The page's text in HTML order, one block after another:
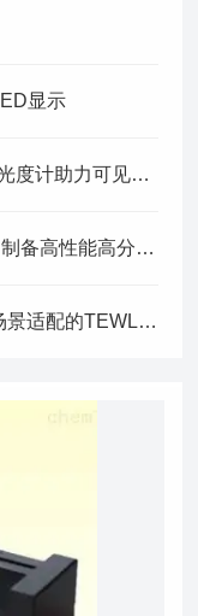
显示
Lambda Vision LVmicro Z显微分光光度计助力可见光波段高光谱成像组件研究
Lambda Vision光学吸收光谱仪助力制备高性能高分子量嵌段共聚物光子晶体
唇部、头皮、指甲也能精准测？全场景适配的TEWL测试仪长这样